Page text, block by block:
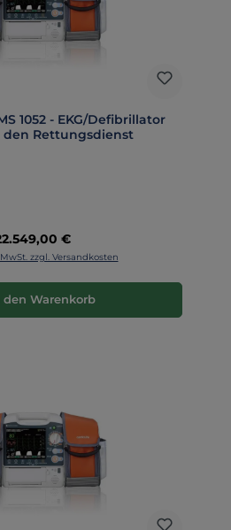
1052 - EKG/Defibrillator
den Rettungsdienst
Preis:
€
zzgl. Versandkosten
den Warenkorb